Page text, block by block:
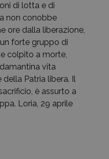
di lotta e di
non conobbe
ore dalla liberazione,
forte gruppo di
colpito a morte,
vita
Patria libera. Il
è assurto a
Loria, 29 aprile